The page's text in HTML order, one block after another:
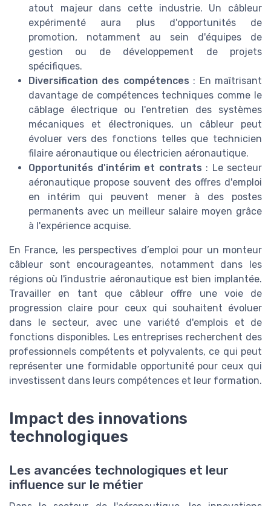
atout majeur dans cette industrie. Un câbleur
expérimenté aura plus d'opportunités de
promotion, notamment au sein d'équipes de
gestion ou de développement de projets
spécifiques.
Diversification des compétences : En maîtrisant
davantage de compétences techniques comme le
câblage électrique ou l'entretien des systèmes
mécaniques et électroniques, un câbleur peut
évoluer vers des fonctions telles que technicien
filaire aéronautique ou électricien aéronautique.
Opportunités d'intérim et contrats : Le secteur
aéronautique propose souvent des offres d'emploi
en intérim qui peuvent mener à des postes
permanents avec un meilleur salaire moyen grâce
à l'expérience acquise.
En France, les perspectives d’emploi pour un monteur
câbleur sont encourageantes, notamment dans les
régions où l'industrie aéronautique est bien implantée.
Travailler en tant que câbleur offre une voie de
progression claire pour ceux qui souhaitent évoluer
dans le secteur, avec une variété d'emplois et de
fonctions disponibles. Les entreprises recherchent des
professionnels compétents et polyvalents, ce qui peut
représenter une formidable opportunité pour ceux qui
investissent dans leurs compétences et leur formation.
Impact des innovations
technologiques
Les avancées technologiques et leur
influence sur le métier